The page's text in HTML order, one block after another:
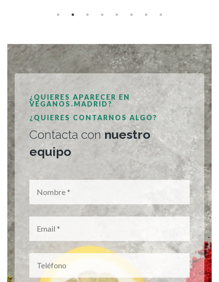
¿QUIERES APARECER EN
VEGANOS.MADRID?
¿QUIERES CONTARNOS ALGO?
Contacta con nuestro
equipo